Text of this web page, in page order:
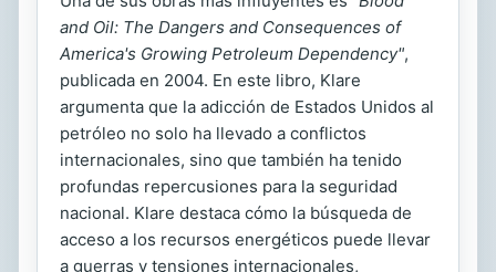
and Oil: The Dangers and Consequences of
America's Growing Petroleum Dependency",
publicada en 2004. En este libro, Klare
argumenta que la adicción de Estados Unidos al
petróleo no solo ha llevado a conflictos
internacionales, sino que también ha tenido
profundas repercusiones para la seguridad
nacional. Klare destaca cómo la búsqueda de
acceso a los recursos energéticos puede llevar
a guerras y tensiones internacionales,